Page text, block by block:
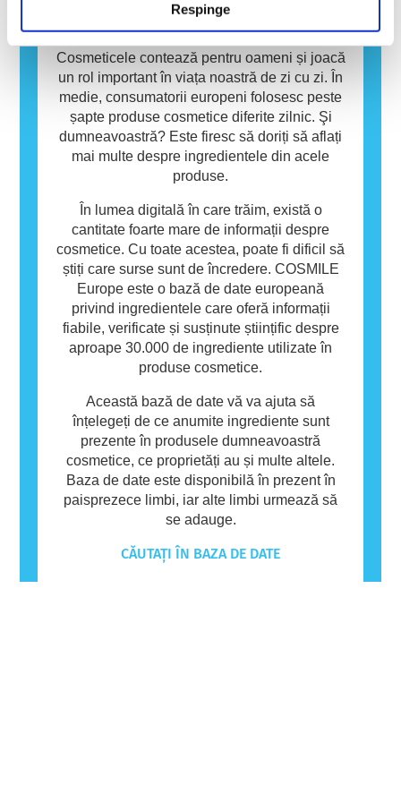
Respinge
personală pot conține ingrediente care pot fi
alergene pentru unele persoane. Acest lucru
nu înseamnă că produsul nu este sigur pentru
utilizarea de către alte persoane.
Baza de date
Cosmeticele contează pentru oameni și joacă
un rol important în viața noastră de zi cu zi. În
medie, consumatorii europeni folosesc peste
șapte produse cosmetice diferite zilnic. Şi
dumneavoastră? Este firesc să doriți să aflați
mai multe despre ingredientele din acele
produse.
În lumea digitală în care trăim, există o
cantitate foarte mare de informații despre
cosmetice. Cu toate acestea, poate fi dificil să
știți care surse sunt de încredere. COSMILE
Europe este o bază de date europeană
privind ingredientele care oferă informații
fiabile, verificate și susținute științific despre
aproape 30.000 de ingrediente utilizate în
produse cosmetice.
Această bază de date vă va ajuta să
înțelegeți de ce anumite ingrediente sunt
prezente în produsele dumneavoastră
cosmetice, ce proprietăți au și multe altele.
Baza de date este disponibilă în prezent în
paisprezece limbi, iar alte limbi urmează să
se adauge.
CĂUTAȚI ÎN BAZA DE DATE